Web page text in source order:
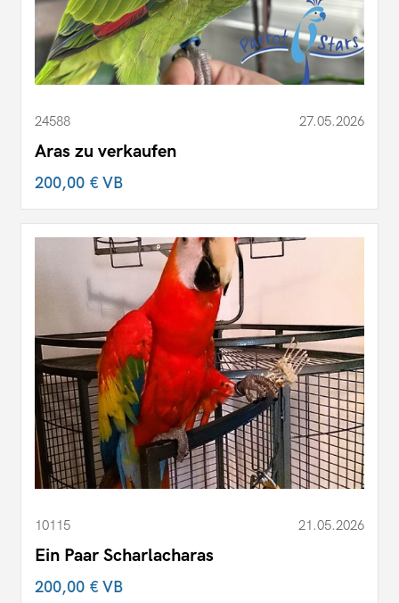
24588 27.05.2026
Aras zu verkaufen
200,00 €VB
10115 21.05.2026
Ein Paar Scharlacharas
200,00 €VB